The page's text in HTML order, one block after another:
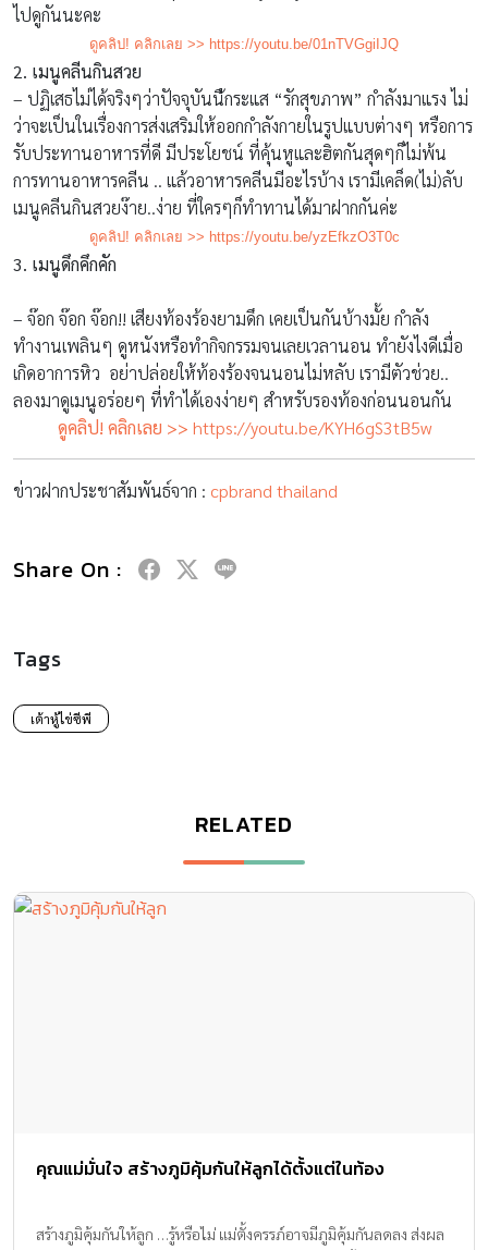
ไปดูกันนะคะ
ดูคลิป! คลิกเลย >> https://youtu.be/01nTVGgiIJQ
2. เมนูคลีนกินสวย
– ปฏิเสธไม่ได้จริงๆว่าปัจจุบันนี้กระแส “รักสุขภาพ” กำลังมาแรง ไม่
ว่าจะเป็นในเรื่องการส่งเสริมให้ออกกำลังกายในรูปแบบต่างๆ หรือการ
รับประทานอาหารที่ดี มีประโยชน์ ที่คุ้นหูและฮิตกันสุดๆก็ไม่พ้น
การทานอาหารคลีน .. แล้วอาหารคลีนมีอะไรบ้าง เรามีเคล็ด(ไม่)ลับ
เมนูคลีนกินสวยง๊าย..ง่าย ที่ใครๆก็ทำทานได้มาฝากกันค่ะ
ดูคลิป! คลิกเลย >> https://youtu.be/yzEfkzO3T0c
3. เมนูดึกคึกคัก
– จ๊อก จ๊อก จ๊อก!! เสียงท้องร้องยามดึก เคยเป็นกันบ้างมั้ย กำลัง
ทำงานเพลินๆ ดูหนังหรือทำกิจกรรมจนเลยเวลานอน ทำยังไงดีเมื่อ
เกิดอาการหิว อย่าปล่อยให้ท้องร้องจนนอนไม่หลับ เรามีตัวช่วย..
ลองมาดูเมนูอร่อยๆ ที่ทำได้เองง่ายๆ สำหรับรองท้องก่อนนอนกัน
ดูคลิป! คลิกเลย >> https://youtu.be/KYH6gS3tB5w
ข่าวฝากประชาสัมพันธ์จาก : cpbrand thailand
Share On :
Tags
เต้าหู้ไข่ซีพี
RELATED
คุณแม่มั่นใจ สร้างภูมิคุ้มกันให้ลูกได้ตั้งแต่ในท้อง
สร้างภูมิคุ้มกันให้ลูก …รู้หรือไม่ แม่ตั้งครรภ์อาจมีภูมิคุ้มกันลดลง ส่งผล